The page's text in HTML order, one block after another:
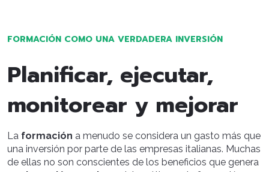
FORMACIÓN COMO UNA VERDADERA INVERSIÓN
Planificar, ejecutar,
monitorear y mejorar
La formación a menudo se considera un gasto más que
una inversión por parte de las empresas italianas. Muchas
de ellas no son conscientes de los beneficios que genera